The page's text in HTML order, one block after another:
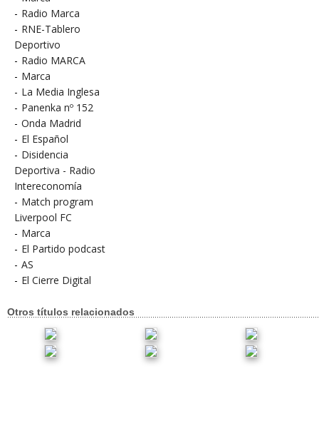
- Radio Marca
- RNE-Tablero
Deportivo
- Radio MARCA
- Marca
- La Media Inglesa
- Panenka nº 152
- Onda Madrid
- El Español
- Disidencia
Deportiva - Radio
Intereconomía
- Match program
Liverpool FC
- Marca
- El Partido podcast
- AS
- El Cierre Digital
Otros títulos relacionados